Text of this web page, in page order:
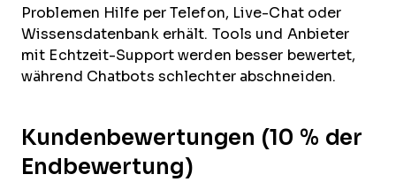
Problemen Hilfe per Telefon, Live-Chat oder
Wissensdatenbank erhält. Tools und Anbieter
mit Echtzeit-Support werden besser bewertet,
während Chatbots schlechter abschneiden.
Kundenbewertungen (10 % der
Endbewertung)